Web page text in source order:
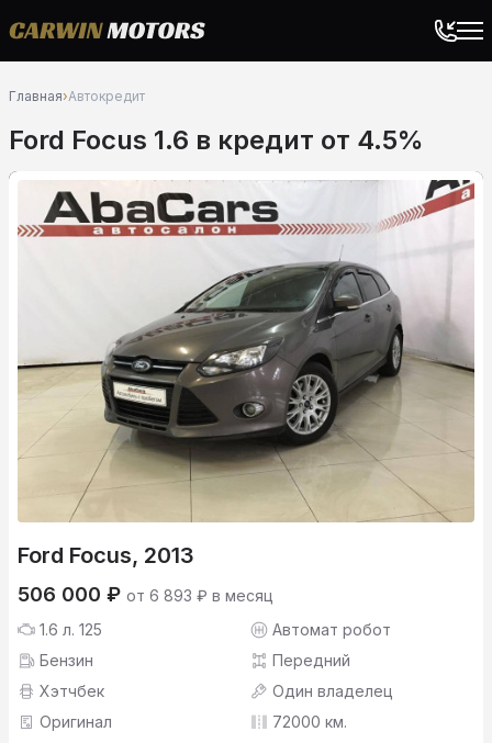
Главная›Автокредит
Ford Focus 1.6 в кредит от 4.5%
Ford Focus, 2013
506 000 ₽ от 6 893 ₽ в месяц
1.6 л. 125
Автомат робот
Бензин
Передний
Хэтчбек
Один владелец
Оригинал
72000 км.